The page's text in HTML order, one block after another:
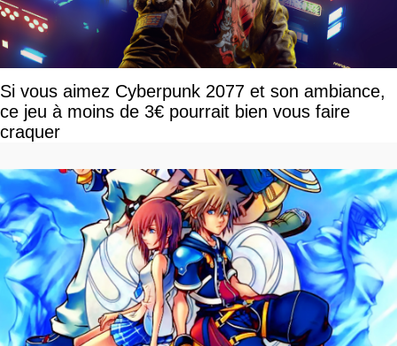
Si vous aimez Cyberpunk 2077 et son ambiance,
ce jeu à moins de 3€ pourrait bien vous faire
craquer